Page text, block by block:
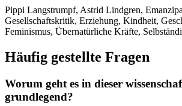
Pippi Langstrumpf, Astrid Lindgren,
Gesellschaftskritik, Erziehung, Kindheit,
Feminismus, Übernatürliche Kräfte,
Häufig gestellte Fragen
Worum geht es in dieser
grundlegend?